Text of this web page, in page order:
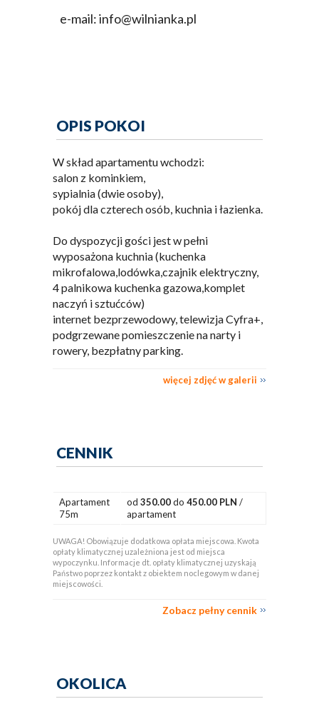
e-mail: info@wilnianka.pl
OPIS POKOI
W skład apartamentu wchodzi:
salon z kominkiem,
sypialnia (dwie osoby),
pokój dla czterech osób, kuchnia i łazienka.
Do dyspozycji gości jest w pełni
wyposażona kuchnia (kuchenka
mikrofalowa,lodówka,czajnik elektryczny,
4 palnikowa kuchenka gazowa,komplet
naczyń i sztućców)
internet bezprzewodowy, telewizja Cyfra+,
podgrzewane pomieszczenie na narty i
rowery, bezpłatny parking.
więcej zdjęć w galerii
CENNIK
Apartament
75m
od 350.00do 450.00 PLN /
apartament
UWAGA! Obowiązuje dodatkowa opłata miejscowa. Kwota
opłaty klimatycznej uzależniona jest od miejsca
wypoczynku. Informacje dt. opłaty klimatycznej uzyskają
Państwo poprzez kontakt z obiektem noclegowym w danej
miejscowości.
Zobacz pełny cennik
OKOLICA